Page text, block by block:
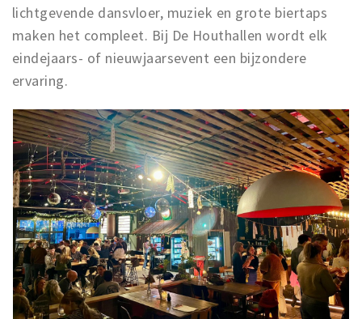
lichtgevende dansvloer, muziek en grote biertaps
maken het compleet. Bij De Houthallen wordt elk
eindejaars- of nieuwjaarsevent een bijzondere
ervaring.